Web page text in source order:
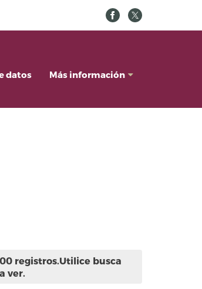
datos Más información
registros.Utilice busca
ver.